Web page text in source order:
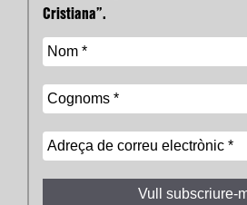
Cristiana”.